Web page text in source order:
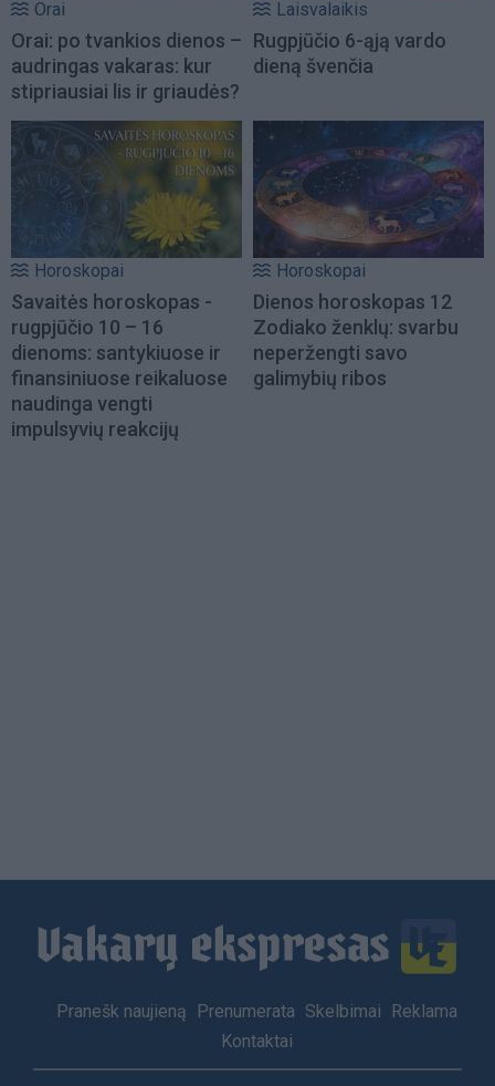
Orai
Orai: po tvankios dienos –
audringas vakaras: kur
stipriausiai lis ir griaudės?
Laisvalaikis
Rugpjūčio 6-ąją vardo
dieną švenčia
Horoskopai
Savaitės horoskopas -
rugpjūčio 10 – 16
dienoms: santykiuose ir
finansiniuose reikaluose
naudinga vengti
impulsyvių reakcijų
Horoskopai
Dienos horoskopas 12
Zodiako ženklų: svarbu
neperžengti savo
galimybių ribos
Footer
Pranešk naujieną Prenumerata Skelbimai
Reklama
Kontaktai